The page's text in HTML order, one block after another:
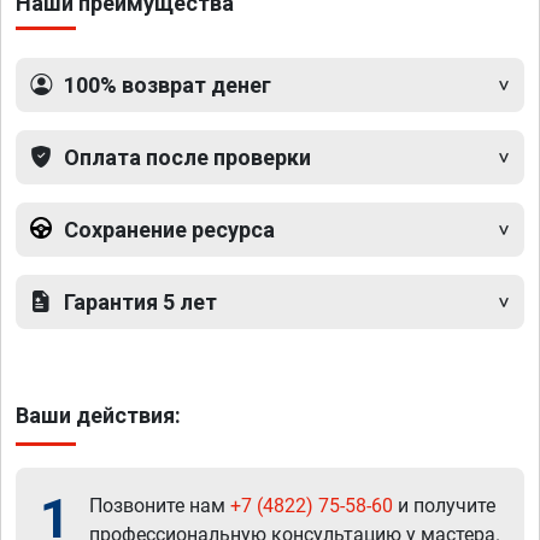
100% возврат денег
Оплата после проверки
Сохранение ресурса
Гарантия 5 лет
Ваши действия:
1 Позвоните нам +7 (4822) 75-58-60 и получите
профессиональную консультацию у мастера.